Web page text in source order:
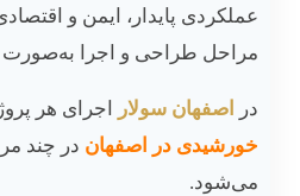
عملکردی پایدار، ایمن و
مراحل طراحی و اجرا به‌صورت
در اصفهان سولار اجرای هر
خورشیدی در اصفهان در چند
می‌شود.